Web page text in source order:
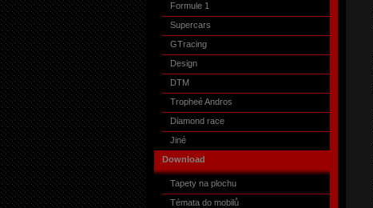
Formule 1
Supercars
GTracing
Design
DTM
Tropheé Andros
Diamond race
Jiné
Download
Tapety na plochu
Témata do mobilů